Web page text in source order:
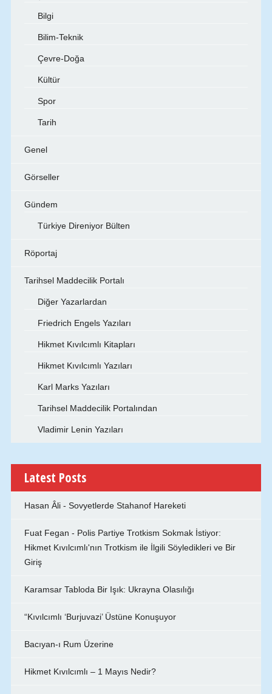
Bilgi
Bilim-Teknik
Çevre-Doğa
Kültür
Spor
Tarih
Genel
Görseller
Gündem
Türkiye Direniyor Bülten
Röportaj
Tarihsel Maddecilik Portalı
Diğer Yazarlardan
Friedrich Engels Yazıları
Hikmet Kıvılcımlı Kitapları
Hikmet Kıvılcımlı Yazıları
Karl Marks Yazıları
Tarihsel Maddecilik Portalından
Vladimir Lenin Yazıları
Latest Posts
Hasan Âli - Sovyetlerde Stahanof Hareketi
Fuat Fegan - Polis Partiye Trotkism Sokmak İstiyor:
Hikmet Kıvılcımlı'nın Trotkism ile İlgili Söyledikleri ve Bir
Giriş
Karamsar Tabloda Bir Işık: Ukrayna Olasılığı
“Kıvılcımlı ‘Burjuvazi’ Üstüne Konuşuyor
Bacıyan-ı Rum Üzerine
Hikmet Kıvılcımlı – 1 Mayıs Nedir?